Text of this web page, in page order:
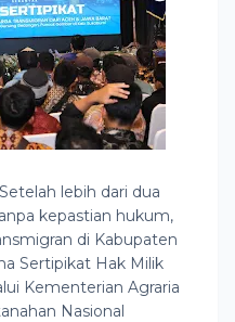
lebih dari dua
kepastian hukum,
di Kabupaten
Sertipikat Hak Milik
Kementerian Agraria
Nasional